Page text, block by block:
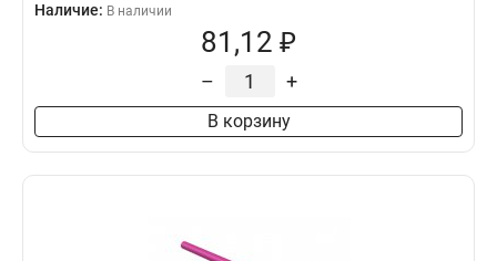
Наличие: В наличии
81,12 ₽
– +
В корзину